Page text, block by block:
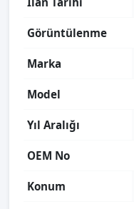
Görüntülenme
Marka
Model
Yıl Aralığı
OEM No
Konum